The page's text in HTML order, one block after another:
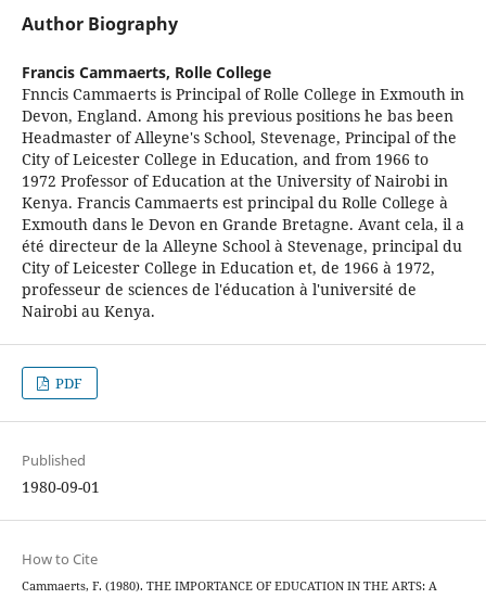
Author Biography
Francis Cammaerts, Rolle College
Fnncis Cammaerts is Principal of Rolle College in Exmouth in
Devon, England. Among his previous positions he bas been
Headmaster of Alleyne's School, Stevenage, Principal of the
City of Leicester College in Education, and from 1966 to
1972 Professor of Education at the University of Nairobi in
Kenya. Francis Cammaerts est principal du Rolle College à
Exmouth dans le Devon en Grande Bretagne. Avant cela, il a
été directeur de la Alleyne School à Stevenage, principal du
City of Leicester College in Education et, de 1966 à 1972,
professeur de sciences de l'éducation à l'université de
Nairobi au Kenya.
PDF
Published
1980-09-01
How to Cite
Cammaerts, F. (1980). THE IMPORTANCE OF EDUCATION IN THE ARTS: A